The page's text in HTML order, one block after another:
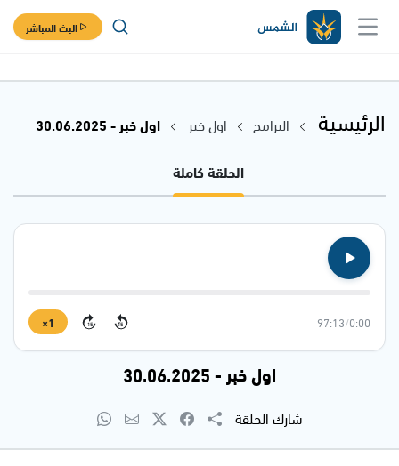
البث المباشر
الرئيسية البرامج اول خبر
اول خبر - 30.06.2025
الحلقة كاملة
0:00
/
97:13
15
15
1×
اول خبر - 30.06.2025
شارك الحلقة